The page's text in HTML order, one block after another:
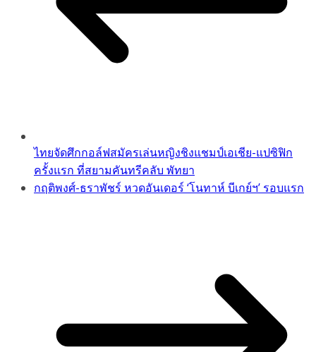
ไทยจัดศึกกอล์ฟสมัครเล่นหญิงชิงแชมป์เอเชีย-แปซิฟิก
ครั้งแรก ที่สยามคันทรีคลับ พัทยา
กฤติพงศ์-ธราพัชร์ หวดอันเดอร์ ‘โนทาห์ บีเกย์ฯ’ รอบแรก